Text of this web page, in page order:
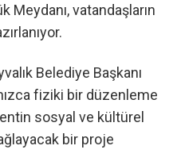
Meydanı, vatandaşların
Belediye Başkanı
fiziki bir düzenleme
sosyal ve kültürel
bir proje